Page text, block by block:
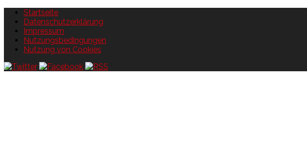
Startseite
Datenschutzerklärung
Impressum
Nutzungsbedingungen
Nutzung von Cookies